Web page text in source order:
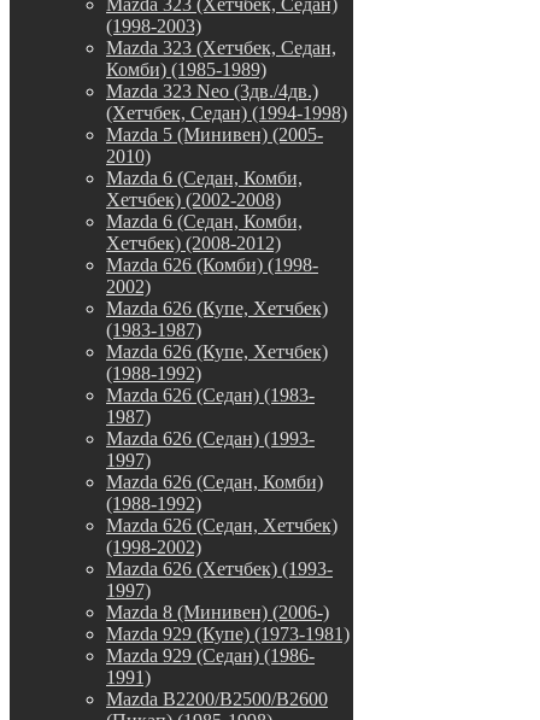
(1998-2003)
Mazda 323 (Хетчбек, Седан,
Комби) (1985-1989)
Mazda 323 Neo (3дв./4дв.)
(Хетчбек, Седан) (1994-1998)
Mazda 5 (Минивен) (2005-
2010)
Mazda 6 (Седан, Комби,
Хетчбек) (2002-2008)
Mazda 6 (Седан, Комби,
Хетчбек) (2008-2012)
Mazda 626 (Комби) (1998-
2002)
Mazda 626 (Купе, Хетчбек)
(1983-1987)
Mazda 626 (Купе, Хетчбек)
(1988-1992)
Mazda 626 (Седан) (1983-
1987)
Mazda 626 (Седан) (1993-
1997)
Mazda 626 (Седан, Комби)
(1988-1992)
Mazda 626 (Седан, Хетчбек)
(1998-2002)
Mazda 626 (Хетчбек) (1993-
1997)
Mazda 8 (Минивен) (2006-)
Mazda 929 (Купе) (1973-1981)
Mazda 929 (Седан) (1986-
1991)
Mazda B2200/B2500/B2600